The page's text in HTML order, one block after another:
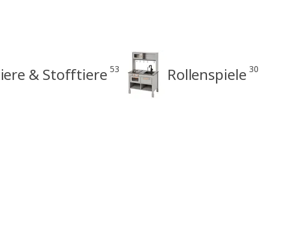
& Stofftiere 53 Rollenspiele 30